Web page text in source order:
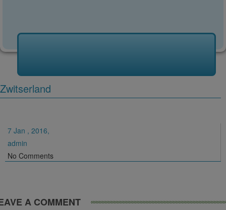
Zwitserland
7 Jan , 2016,
admin
No Comments
A COMMENT